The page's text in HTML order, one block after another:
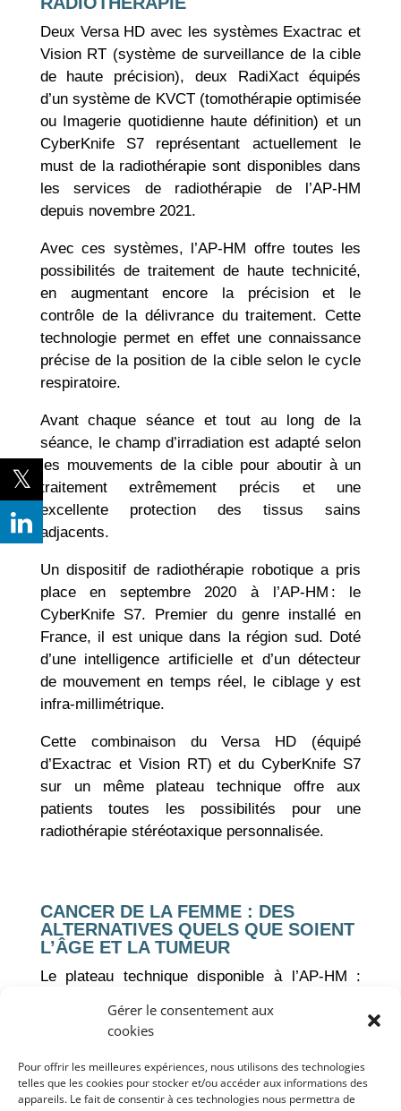
Gérer le consentement aux
cookies
Pour offrir les meilleures expériences, nous utilisons des technologies
telles que les cookies pour stocker et/ou accéder aux informations des
appareils. Le fait de consentir à ces technologies nous permettra de
Deux Versa HD avec les systèmes Exactrac et
Vision RT (système de surveillance de la cible
de haute précision), deux RadiXact équipés
d’un système de KVCT (tomothérapie optimisée
ou Imagerie quotidienne haute définition) et un
CyberKnife S7 représentant actuellement le
must de la radiothérapie sont disponibles dans
les services de radiothérapie de l’AP-HM
depuis novembre 2021.
Avec ces systèmes, l’AP-HM offre toutes les
possibilités de traitement de haute technicité,
en augmentant encore la précision et le
contrôle de la délivrance du traitement. Cette
technologie permet en effet une connaissance
précise de la position de la cible selon le cycle
respiratoire.
Avant chaque séance et tout au long de la
séance, le champ d’irradiation est adapté selon
les mouvements de la cible pour aboutir à un
traitement extrêmement précis et une
excellente protection des tissus sains
adjacents.
Un dispositif de radiothérapie robotique a pris
place en septembre 2020 à l’AP-HM : le
CyberKnife S7. Premier du genre installé en
France, il est unique dans la région sud. Doté
d’une intelligence artificielle et d’un détecteur
de mouvement en temps réel, le ciblage y est
infra-millimétrique.
Cette combinaison du Versa HD (équipé
d’Exactrac et Vision RT) et du CyberKnife S7
sur un même plateau technique offre aux
patients toutes les possibilités pour une
radiothérapie stéréotaxique personnalisée.
CANCER DE LA FEMME : DES
ALTERNATIVES QUELS QUE SOIENT
L’ÂGE ET LA TUMEUR
Le plateau technique disponible à l’AP-HM :
CyberKnife S7 ainsi que l’intrabeam, appareil
gynécologie, est le plateau le plus complet
disponible actuellement pour proposer une